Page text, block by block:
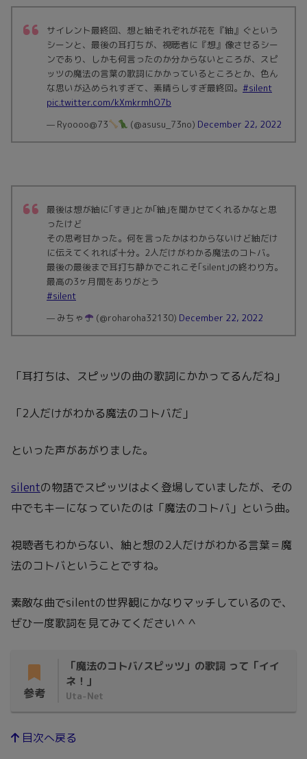
サイレント最終回、想と紬それぞれが花を『紬』ぐという
シーンと、最後の耳打ちが、視聴者に『想』像させるシー
ンであり、しかも何言ったのか分からないところが、スピ
ッツの魔法の言葉の歌詞にかかっているところとか、色ん
な思いが込められすぎて、素晴らしすぎ最終回。 #silent
pic.twitter.com/kXmkrmhO7b
— Ryoooo@73
(@asusu_73no) December 22, 2022
最後は想が紬に｢すき｣とか｢紬｣を聞かせてくれるかなと思
ったけど
その思考甘かった。何を言ったかはわからないけど紬だけ
に伝えてくれれば十分。2人だけがわかる魔法のコトバ。
最後の最後まで耳打ち静かでこれこそ｢silent｣の終わり方。
最高の3ヶ月間をありがとう
#silent
— みちゃ
(@roharoha32130) December 22, 2022
「耳打ちは、スピッツの曲の歌詞にかかってるんだね」
「2人だけがわかる魔法のコトバだ」
といった声があがりました。
silentの物語でスピッツはよく登場していましたが、その
中でもキーになっていたのは「魔法のコトバ」という曲。
視聴者もわからない、紬と想の2人だけがわかる言葉＝魔
法のコトバということですね。
素敵な曲でsilentの世界観にかなりマッチしているので、
ぜひ一度歌詞を見てみてください＾＾
参考
「魔法のコトバ/スピッツ」の歌詞 って「イイ
ネ！」
Uta-Net
目次へ戻る